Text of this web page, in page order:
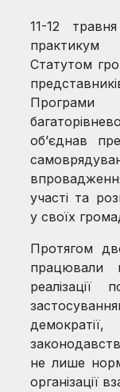
11-12
практикум
Статутом
об’єднав
участі та
у своїх
Протягом
працювали
реалізації
не лише
організації